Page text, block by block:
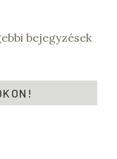
bejegyzések